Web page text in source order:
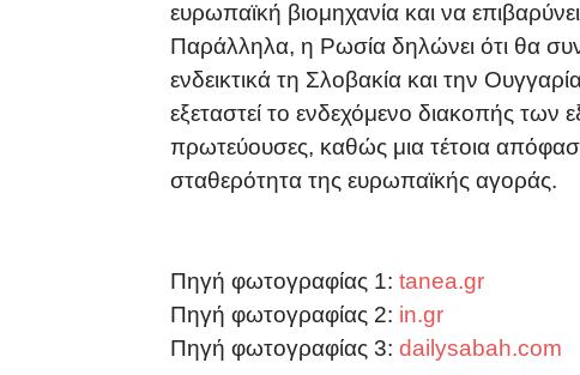
ευρωπαϊκή βιομηχανία και να
Παράλληλα, η Ρωσία δηλώνει ότι θα
ενδεικτικά τη Σλοβακία και την
εξεταστεί το ενδεχόμενο διακοπής των
πρωτεύουσες, καθώς μια τέτοια
σταθερότητα της ευρωπαϊκής αγοράς.
Πηγή φωτογραφίας 1:tanea.gr
Πηγή φωτογραφίας 2: in.gr
Πηγή φωτογραφίας 3:dailysabah.com